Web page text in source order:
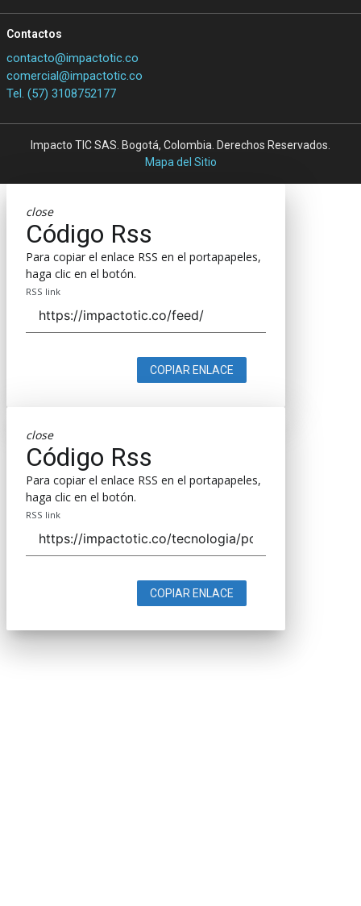
Contactos
contacto@impactotic.co
comercial@impactotic.co
Tel. (57) 3108752177
Impacto TIC SAS. Bogotá, Colombia. Derechos Reservados.
Mapa del Sitio
close
Código Rss
Para copiar el enlace RSS en el portapapeles,
haga clic en el botón.
RSS link
COPIAR ENLACE
close
Código Rss
Para copiar el enlace RSS en el portapapeles,
haga clic en el botón.
RSS link
COPIAR ENLACE